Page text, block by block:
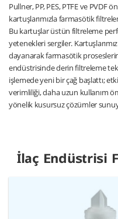
Pullner, PP, PES, PTFE ve PVDF
kartuşlarımızla farmasötik
Bu kartuşlar üstün filtreleme
yetenekleri sergiler.
dayanarak farmasötik
endüstrisinde derin filtreleme
işlemede yeni bir çağ başlattı;
verimliliği, daha uzun kullanım
yönelik kusursuz çözümler
İlaç Endüstrisi